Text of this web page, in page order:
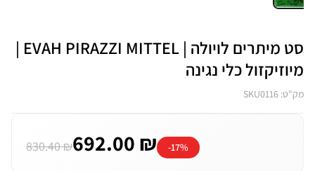
סט מיתרים לויולה | EVAH PIRAZZI MITTEL |
מיוזיקזול כלי נגינה
מק"ט: SKU0116
830.40 ₪692.00 ₪ -17%